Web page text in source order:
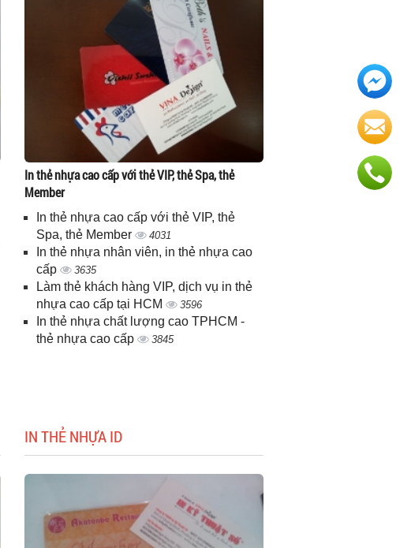
In thẻ nhựa cao cấp với thẻ VIP, thẻ Spa, thẻ
Member
In thẻ nhựa cao cấp với thẻ VIP, thẻ
Spa, thẻ Member
4031
In thẻ nhựa nhân viên, in thẻ nhựa cao
cấp
3635
Làm thẻ khách hàng VIP, dịch vụ in thẻ
nhựa cao cấp tại HCM
3596
In thẻ nhựa chất lượng cao TPHCM -
thẻ nhựa cao cấp
3845
IN THẺ NHỰA ID